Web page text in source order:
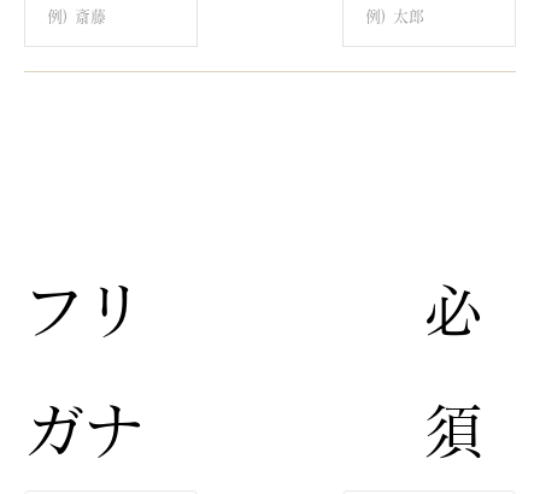
​必
須​
​フリ
ガナ​